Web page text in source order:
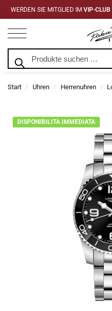
WERDEN SIE MITGLIED IM VIP-CLUB
Start / Uhren / Herrenuhren /
DISPONIBILITA IMMEDIATA